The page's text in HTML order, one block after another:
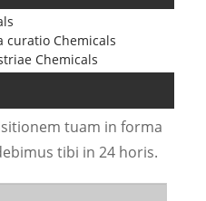
curatio Chemicals
Chemicals
tuam in forma
tibi in 24 horis.